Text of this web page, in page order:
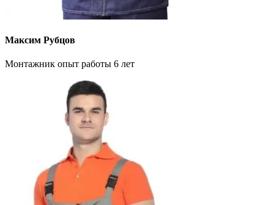
Максим Рубцов
Монтажник опыт работы 6 лет